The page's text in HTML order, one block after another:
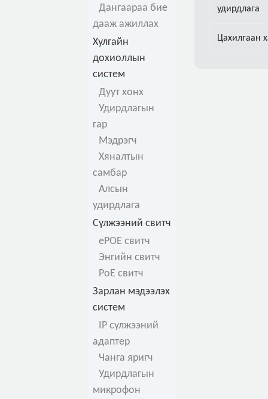
Дангаараа бие
дааж ажиллах
Хулгайн
дохиоллын
систем
Дуут хонх
Удирдлагын
гар
Мэдрэгч
Хяналтын
самбар
Алсын
удирдлага
Сүлжээний свитч
ePOE свитч
Энгийн свитч
PoE свитч
Зарлан мэдээлэх
систем
IP сүлжээний
адаптер
Чанга яригч
Удирдлагын
микрофон
удирдлага
Цахилгаан